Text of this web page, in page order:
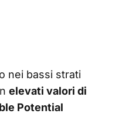
nei bassi strati
elevati valori di
Potential